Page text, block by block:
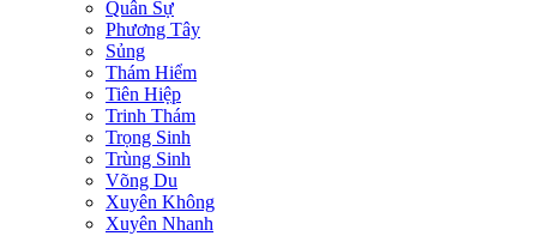
Quân Sự
Phương Tây
Sủng
Thám Hiểm
Tiên Hiệp
Trinh Thám
Trọng Sinh
Trùng Sinh
Võng Du
Xuyên Không
Xuyên Nhanh